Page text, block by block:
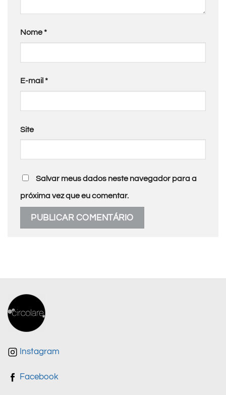
Nome*
E-mail *
Site
Salvar meus dados neste navegador para a
próxima vez que eu comentar.
Instagram
Facebook